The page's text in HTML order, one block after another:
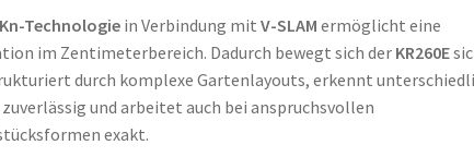
Technologiein Verbindung mit V-SLAM ermöglicht eine
im Zentimeterbereich. Dadurch bewegt sich der KR260E
durch komplexe Gartenlayouts, erkennt
und arbeitet auch bei anspruchsvollen
exakt.